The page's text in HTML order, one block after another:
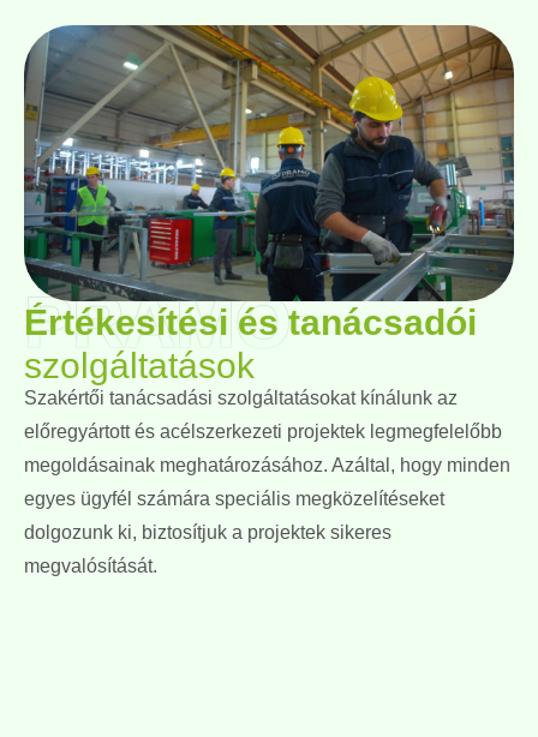
PRAMO
Értékesítési és tanácsadói
szolgáltatások
Szakértői tanácsadási szolgáltatásokat kínálunk az
előregyártott és acélszerkezeti projektek legmegfelelőbb
megoldásainak meghatározásához. Azáltal, hogy minden
egyes ügyfél számára speciális megközelítéseket
dolgozunk ki, biztosítjuk a projektek sikeres
megvalósítását.